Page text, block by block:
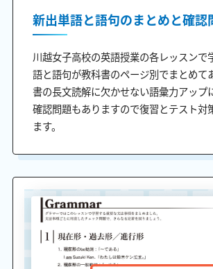
新出単語と語句のまとめと確認
川越女子高校の英語授業の各レッスンで
語と語句が教科書のページ別でまとめて
書の長文読解に欠かせない語彙力アップ
確認問題もありますので復習とテスト対
ます。